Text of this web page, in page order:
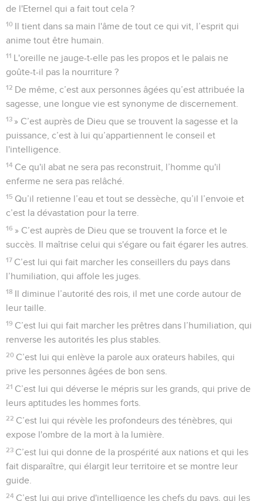
de l'Eternel qui a fait tout cela ?
10 Il tient dans sa main l'âme de tout ce qui vit, l’esprit qui
anime tout être humain.
11 L'oreille ne jauge-t-elle pas les propos et le palais ne
goûte-t-il pas la nourriture ?
12 De même, c’est aux personnes âgées qu’est attribuée la
sagesse, une longue vie est synonyme de discernement.
13 » C’est auprès de Dieu que se trouvent la sagesse et la
puissance, c’est à lui qu’appartiennent le conseil et
l'intelligence.
14 Ce qu'il abat ne sera pas reconstruit, l’homme qu'il
enferme ne sera pas relâché.
15 Qu’il retienne l’eau et tout se dessèche, qu’il l’envoie et
c’est la dévastation pour la terre.
16 » C’est auprès de Dieu que se trouvent la force et le
succès. Il maîtrise celui qui s'égare ou fait égarer les autres.
17 C’est lui qui fait marcher les conseillers du pays dans
l’humiliation, qui affole les juges.
18 Il diminue l’autorité des rois, il met une corde autour de
leur taille.
19 C’est lui qui fait marcher les prêtres dans l’humiliation, qui
renverse les autorités les plus stables.
20 C’est lui qui enlève la parole aux orateurs habiles, qui
prive les personnes âgées de bon sens.
21 C’est lui qui déverse le mépris sur les grands, qui prive de
leurs aptitudes les hommes forts.
22 C’est lui qui révèle les profondeurs des ténèbres, qui
expose l'ombre de la mort à la lumière.
23 C’est lui qui donne de la prospérité aux nations et qui les
fait disparaître, qui élargit leur territoire et se montre leur
guide.
24 C’est lui qui prive d'intelligence les chefs du pays, qui les